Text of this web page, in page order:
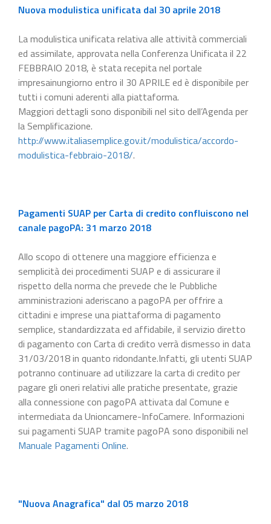
Nuova modulistica unificata dal 30 aprile 2018
La modulistica unificata relativa alle attività commerciali
ed assimilate, approvata nella Conferenza Unificata il 22
FEBBRAIO 2018, è stata recepita nel portale
impresainungiorno entro il 30 APRILE ed è disponibile per
tutti i comuni aderenti alla piattaforma.
Maggiori dettagli sono disponibili nel sito dell’Agenda per
la Semplificazione.
http://www.italiasemplice.gov.it/modulistica/accordo-
modulistica-febbraio-2018/.
Pagamenti SUAP per Carta di credito confluiscono nel
canale pagoPA: 31 marzo 2018
Allo scopo di ottenere una maggiore efficienza e
semplicità dei procedimenti SUAP e di assicurare il
rispetto della norma che prevede che le Pubbliche
amministrazioni aderiscano a pagoPA per offrire a
cittadini e imprese una piattaforma di pagamento
semplice, standardizzata ed affidabile, il servizio diretto
di pagamento con Carta di credito verrà dismesso in data
31/03/2018 in quanto ridondante.Infatti, gli utenti SUAP
potranno continuare ad utilizzare la carta di credito per
pagare gli oneri relativi alle pratiche presentate, grazie
alla connessione con pagoPA attivata dal Comune e
intermediata da Unioncamere-InfoCamere. Informazioni
sui pagamenti SUAP tramite pagoPA sono disponibili nel
Manuale Pagamenti Online.
"Nuova Anagrafica" dal 05 marzo 2018